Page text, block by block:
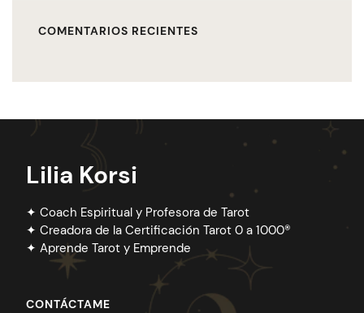
COMENTARIOS RECIENTES
Lilia Korsi
✦ Coach Espiritual y Profesora de Tarot
✦ Creadora de la Certificación Tarot 0 a 1000®
✦ Aprende Tarot y Emprende
CONTÁCTAME